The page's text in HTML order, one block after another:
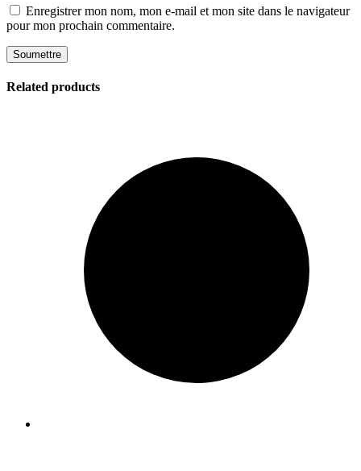
Enregistrer mon nom, mon e-mail et mon site dans le navigateur
pour mon prochain commentaire.
Related products